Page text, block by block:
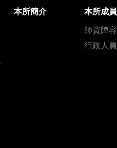
本所簡介 本所成員
師資陣容
行政人員